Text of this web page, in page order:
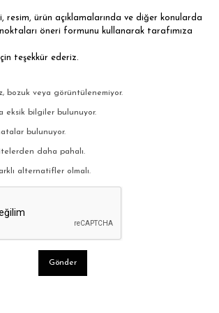
resim, ürün açıklamalarında ve diğer konularda
öneri formunu kullanarak tarafımıza
teşekkür ederiz.
bozuk veya görüntülenemiyor.
eksik bilgiler bulunuyor.
bulunuyor.
daha pahalı.
alternatifler olmalı.
Gönder